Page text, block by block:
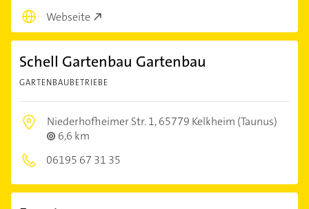
Webseite
Schell Gartenbau Gartenbau
GARTENBAUBETRIEBE
Niederhofheimer Str. 1,65779 Kelkheim (Taunus)
6,6 km
06195 67 31 35